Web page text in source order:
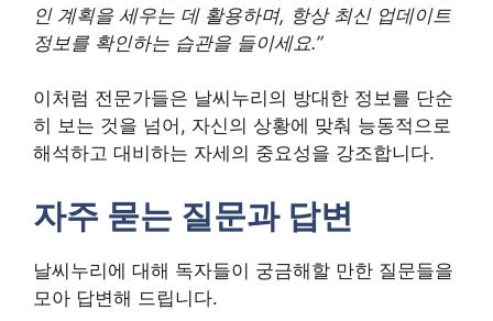
인 계획을 세우는 데 활용하며, 항상 최신 업데이트
정보를 확인하는 습관을 들이세요.”
이처럼 전문가들은 날씨누리의 방대한 정보를 단순
히 보는 것을 넘어, 자신의 상황에 맞춰 능동적으로
해석하고 대비하는 자세의 중요성을 강조합니다.
자주 묻는 질문과 답변
날씨누리에 대해 독자들이 궁금해할 만한 질문들을
모아 답변해 드립니다.